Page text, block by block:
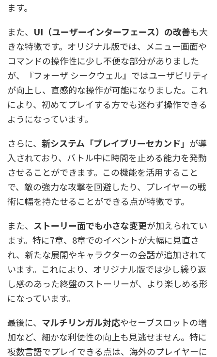
ます。
また、 UI（ユーザーインターフェース）の改善も大
きな特徴です。オリジナル版では、メニュー画面や
コマンドの操作性に少し不便な部分がありました
が、『フォーザ シークウェル』ではユーザビリティ
が向上し、直感的な操作が可能になりました。これ
により、初めてプレイする方でも迷わず操作できる
ようになっています。
さらに、 新システム「ブレイブリーセカンド」 が導
入されており、バトル中に時間を止める能力を発動
させることができます。この機能を活用すること
で、敵の強力な攻撃を回避したり、プレイヤーの戦
術に幅を持たせることができる点が特徴です。
また、 ストーリー面でも小さな変更が加えられてい
ます。特に7章、8章でのイベントが大幅に見直さ
れ、新たな展開やキャラクターの会話が追加されて
います。これにより、オリジナル版では少し繰り返
し感のあった終盤のストーリーが、より楽しめる形
になっています。
最後に、 マルチリンガル対応やセーブスロットの増
加など、細かな利便性の向上も見逃せません。特に
複数言語でプレイできる点は、海外のプレイヤーに